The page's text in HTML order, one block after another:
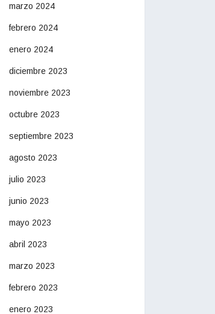
marzo 2024
febrero 2024
enero 2024
diciembre 2023
noviembre 2023
octubre 2023
septiembre 2023
agosto 2023
julio 2023
junio 2023
mayo 2023
abril 2023
marzo 2023
febrero 2023
enero 2023